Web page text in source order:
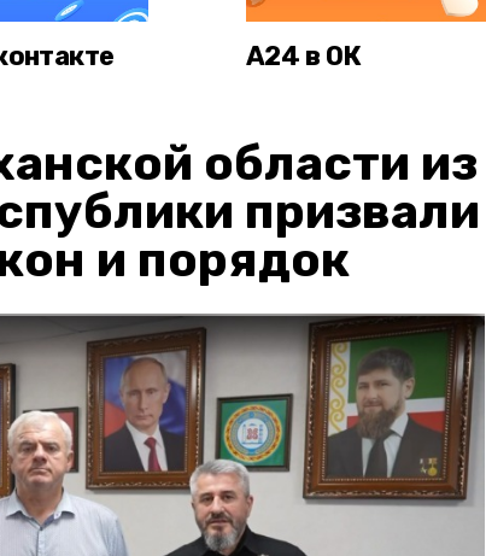
А24 в ОК
области из
призвали
и порядок